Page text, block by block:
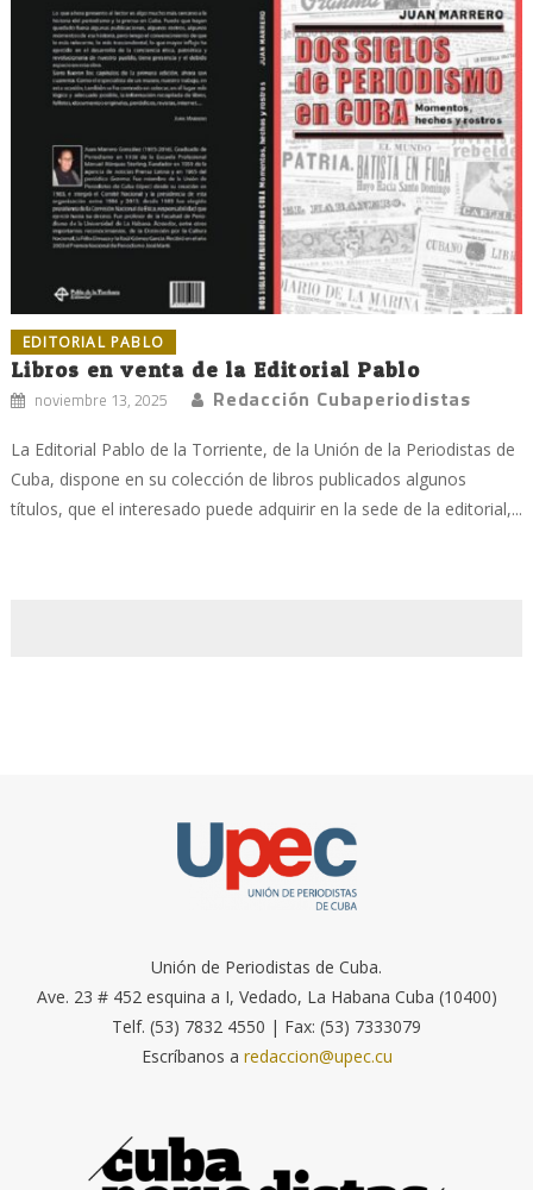
EDITORIAL PABLO
Libros en venta de la Editorial Pablo
noviembre 13, 2025 Redacción Cubaperiodistas
La Editorial Pablo de la Torriente, de la Unión de la Periodistas de
Cuba, dispone en su colección de libros publicados algunos
títulos, que el interesado puede adquirir en la sede de la editorial,...
Unión de Periodistas de Cuba.
Ave. 23 # 452 esquina a I, Vedado, La Habana Cuba (10400)
Telf. (53) 7832 4550 | Fax: (53) 7333079
Escríbanos a redaccion@upec.cu